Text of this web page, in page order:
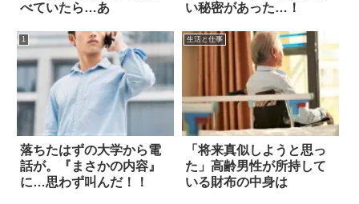
べていたら…あ
い秘密があった…！
1
落ちたはずの大学から電
話が。『まさかの内容』
に…思わず叫んだ！！
生活と仕事
「将来真似しようと思っ
た」高齢男性が所持して
いる財布の中身は